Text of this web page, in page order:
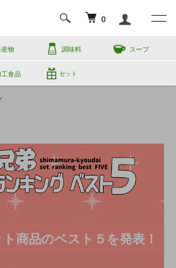
0
物 調味料 スープ
食品 セット
商品のベスト５を発表！